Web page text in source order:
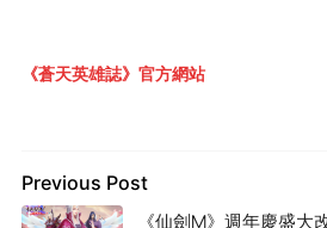
《蒼天英雄誌》官方網站
Previous Post
《仙劍M》週年慶盛大